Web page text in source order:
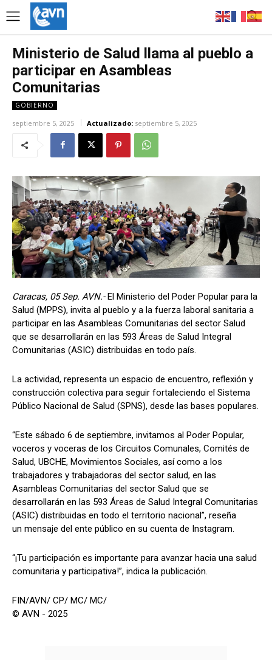
Ministerio de Salud llama al pueblo a
participar en Asambleas
Comunitarias
GOBIERNO
septiembre 5, 2025 Actualizado: septiembre 5, 2025
Caracas, 05 Sep. AVN.-El Ministerio del Poder Popular para la
Salud (MPPS), invita al pueblo y a la fuerza laboral sanitaria a
participar en las Asambleas Comunitarias del sector Salud
que se desarrollarán en las 593 Áreas de Salud Integral
Comunitarias (ASIC) distribuidas en todo país.
La actividad, representa un espacio de encuentro, reflexión y
construcción colectiva para seguir fortaleciendo el Sistema
Público Nacional de Salud (SPNS), desde las bases populares.
“Este sábado 6 de septiembre, invitamos al Poder Popular,
voceros y voceras de los Circuitos Comunales, Comités de
Salud, UBCHE, Movimientos Sociales, así como a los
trabajadores y trabajadoras del sector salud, en las
Asambleas Comunitarias del sector Salud que se
desarrollarán en las 593 Áreas de Salud Integral Comunitarias
(ASIC) distribuidas en todo el territorio nacional”, reseña
un mensaje del ente público en su cuenta de Instagram.
“¡Tu participación es importante para avanzar hacia una salud
comunitaria y participativa!”, indica la publicación.
FIN/AVN/ CP/ MC/ MC/
© AVN - 2025